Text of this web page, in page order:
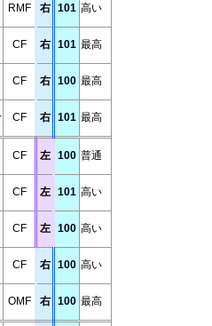
RMF 右 101 高い
CF 右 101 最高
CF 右 100 最高
CF 右 101 最高
CF 左 100 普通
CF 左 101 高い
CF 左 100 高い
CF 右 100 高い
OMF 右 100 最高